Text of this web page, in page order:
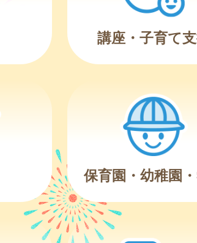
講座・子育て
保育園・幼稚園